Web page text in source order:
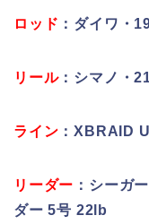
ロッド ：ダイワ・
リール：シマノ・
ライン ：XBRAID
リーダー ：シーガ
ダー 5号 22lb